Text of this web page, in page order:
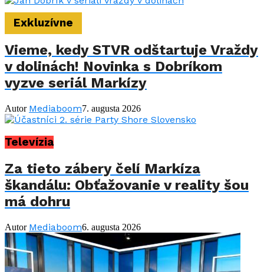
Exkluzívne
Vieme, kedy STVR odštartuje Vraždy
v dolinách! Novinka s Dobríkom
vyzve seriál Markízy
Autor Mediaboom7. augusta 2026
Televízia
Za tieto zábery čelí Markíza
škandálu: Obťažovanie v reality šou
má dohru
Autor Mediaboom6. augusta 2026